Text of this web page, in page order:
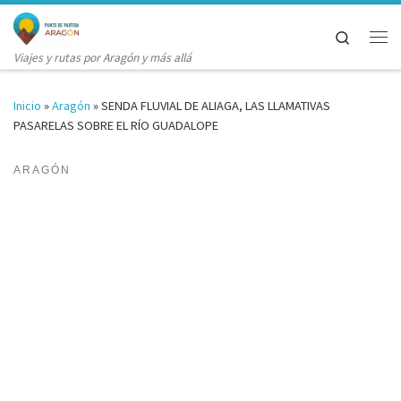
Saltar al contenido
Viajes y rutas por Aragón y más allá
Search
Inicio »Aragón »SENDA FLUVIAL DE ALIAGA, LAS LLAMATIVAS
PASARELAS SOBRE EL RÍO GUADALOPE
ARAGÓN